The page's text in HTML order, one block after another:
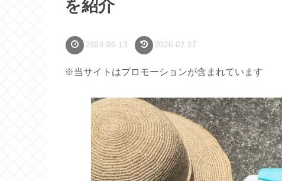
を紹介
2024.06.13 2026.02.27
※当サイトはプロモーションが含まれています